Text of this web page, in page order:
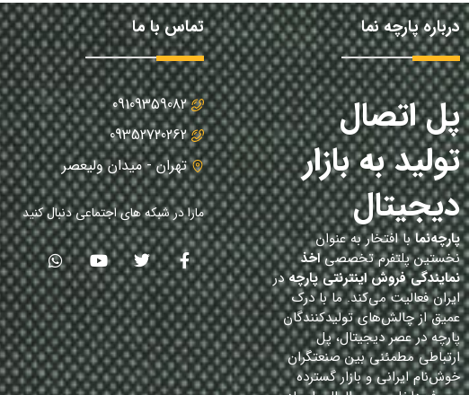
درباره پارچه نما
پل اتصال
تولید به بازار
دیجیتال
پارچه‌نمابا افتخار به عنوان
نخستین پلتفرم تخصصیاخذ
نمایندگی فروش اینترنتی پارچهدر
ایران فعالیت می‌کند. ما با درک
عمیق از چالش‌های تولیدکنندگان
پارچه در عصر دیجیتال، پل
ارتباطی مطمئنی بین صنعتگران
خوش‌نام ایرانی و بازار گسترده
تماس با ما
09109359082
09352720262
تهران - میدان ولیعصر
مارا در شبکه های اجتماعی دنبال کنید